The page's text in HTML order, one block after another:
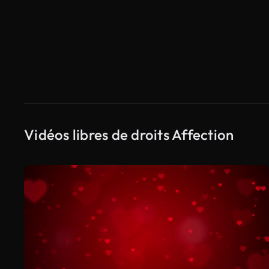
Vidéos libres de droits Affection